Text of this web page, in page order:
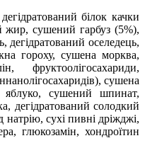
білок качки
жир, сушений гарбуз (5%),
дегідратований оселедець,
гороху, сушена морква,
сушена
сушений шпинат,
дегідратований солодкий
сухі пивні дріжджі,
глюкозамін, хондроїтин